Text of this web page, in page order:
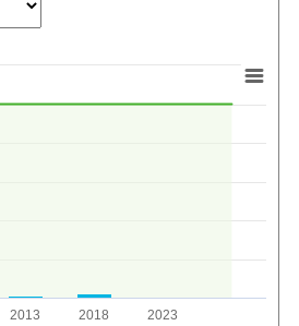
2013 2018 2023